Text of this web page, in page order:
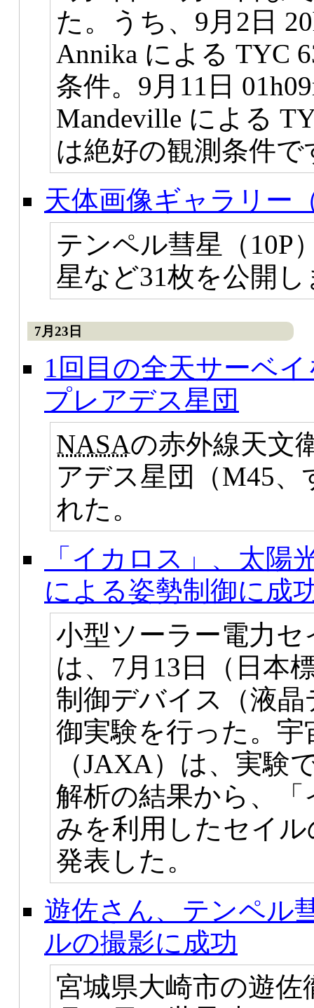
た。うち、9月2日
Annika による TYC
条件。9月11日
Mandeville による
は絶好の観測条件で
天体画像ギャラリー
テンペル彗星（10P
星など31枚を公開
7月23日
1回目の全天サーベ
プレアデス星団
NASAの赤外線天文
アデス星団（M45
れた。
「イカロス」、太陽
による姿勢制御に成
小型ソーラー電力
は、7月13日（日本
制御デバイス（液
御実験を行った。
（JAXA）は、実験
解析の結果から、
みを利用したセイ
発表した。
遊佐さん、テンペル
ルの撮影に成功
宮城県大崎市の遊